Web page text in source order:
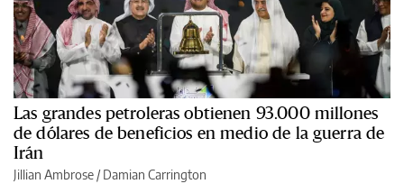
Las grandes petroleras obtienen 93.000 millones
de dólares de beneficios en medio de la guerra de
Irán
Jillian Ambrose / Damian Carrington